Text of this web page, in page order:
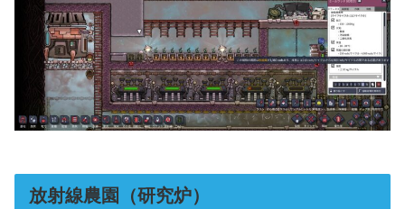
放射線農園（研究炉）